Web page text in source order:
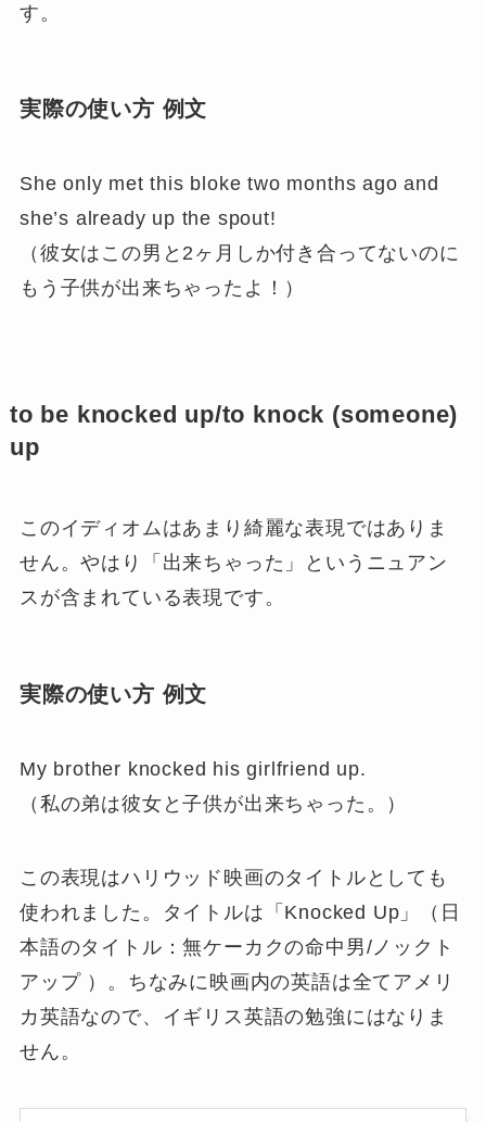
す。
実際の使い方 例文
She only met this bloke two months ago and
she’s already up the spout!
（彼女はこの男と2ヶ月しか付き合ってないのに
もう子供が出来ちゃったよ！）
to be knocked up/to knock (someone)
up
このイディオムはあまり綺麗な表現ではありま
せん。やはり「出来ちゃった」というニュアン
スが含まれている表現です。
実際の使い方 例文
My brother knocked his girlfriend up.
（私の弟は彼女と子供が出来ちゃった。）
この表現はハリウッド映画のタイトルとしても
使われました。タイトルは「Knocked Up」（日
本語のタイトル：無ケーカクの命中男/ノックト
アップ ）。ちなみに映画内の英語は全てアメリ
カ英語なので、イギリス英語の勉強にはなりま
せん。